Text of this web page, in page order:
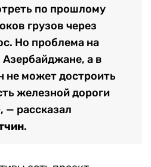
по прошлому
грузов через
Но проблема на
а в
не может достроить
железной дороги
— рассказал
.